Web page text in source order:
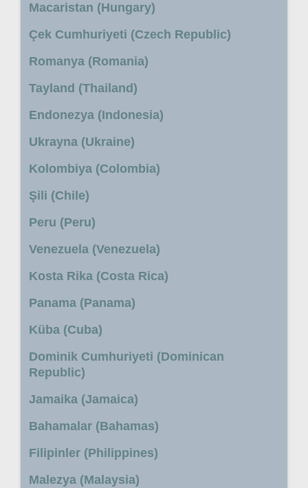
Macaristan (Hungary)
Çek Cumhuriyeti (Czech Republic)
Romanya (Romania)
Tayland (Thailand)
Endonezya (Indonesia)
Ukrayna (Ukraine)
Kolombiya (Colombia)
Şili (Chile)
Peru (Peru)
Venezuela (Venezuela)
Kosta Rika (Costa Rica)
Panama (Panama)
Küba (Cuba)
Dominik Cumhuriyeti (Dominican
Republic)
Jamaika (Jamaica)
Bahamalar (Bahamas)
Filipinler (Philippines)
Malezya (Malaysia)